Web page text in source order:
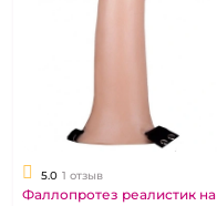
5.0 1 отзыв
Фаллопротез реалистик на